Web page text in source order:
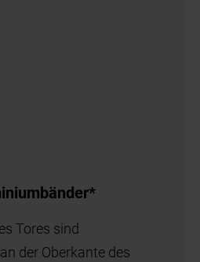
Tores sind
der Oberkante des